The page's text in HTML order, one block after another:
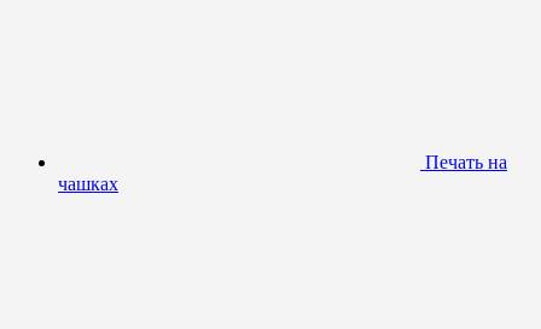
Печать на
чашках